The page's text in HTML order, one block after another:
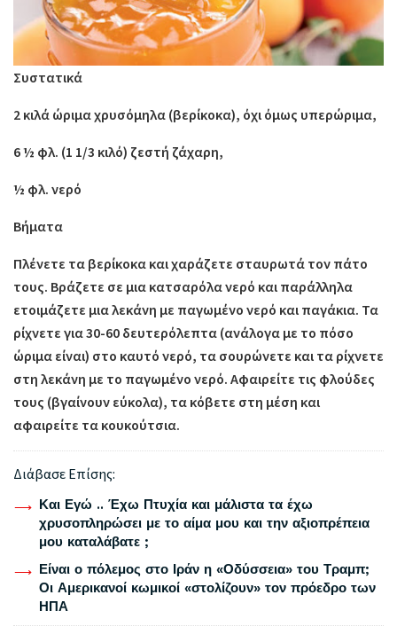
Συστατικά
2 κιλά ώριμα χρυσόμηλα (βερίκοκα), όχι όμως υπερώριμα,
6 ½ φλ. (1 1/3 κιλό) ζεστή ζάχαρη,
½ φλ. νερό
Βήματα
Πλένετε τα βερίκοκα και χαράζετε σταυρωτά τον πάτο
τους. Βράζετε σε μια κατσαρόλα νερό και παράλληλα
ετοιμάζετε μια λεκάνη με παγωμένο νερό και παγάκια. Τα
ρίχνετε για 30-60 δευτερόλεπτα (ανάλογα με το πόσο
ώριμα είναι) στο καυτό νερό, τα σουρώνετε και τα ρίχνετε
στη λεκάνη με το παγωμένο νερό. Αφαιρείτε τις φλούδες
τους (βγαίνουν εύκολα), τα κόβετε στη μέση και
αφαιρείτε τα κουκούτσια.
Διάβασε Επίσης:
Και Εγώ .. Έχω Πτυχία και μάλιστα τα έχω
χρυσοπληρώσει με το αίμα μου και την αξιοπρέπεια
μου καταλάβατε ;
Είναι ο πόλεμος στο Ιράν η «Οδύσσεια» του Τραμπ;
Οι Αμερικανοί κωμικοί «στολίζουν» τον πρόεδρο των
ΗΠΑ